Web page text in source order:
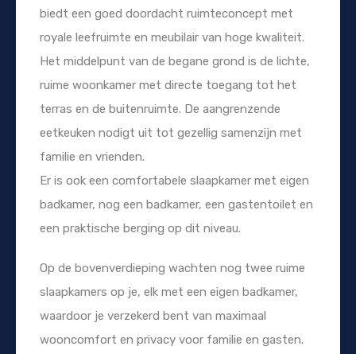
biedt een goed doordacht ruimteconcept met
royale leefruimte en meubilair van hoge kwaliteit.
Het middelpunt van de begane grond is de lichte,
ruime woonkamer met directe toegang tot het
terras en de buitenruimte. De aangrenzende
eetkeuken nodigt uit tot gezellig samenzijn met
familie en vrienden.
Er is ook een comfortabele slaapkamer met eigen
badkamer, nog een badkamer, een gastentoilet en
een praktische berging op dit niveau.
Op de bovenverdieping wachten nog twee ruime
slaapkamers op je, elk met een eigen badkamer,
waardoor je verzekerd bent van maximaal
wooncomfort en privacy voor familie en gasten.